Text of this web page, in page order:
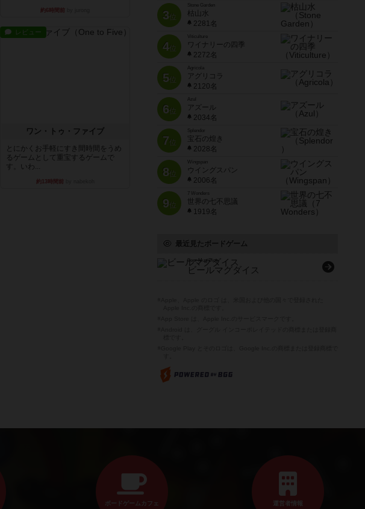
約6時間前
レビュー
ワン・トゥ・ファイブ
とにかくお手軽にすき間時間をうめ
るゲームとして重宝するゲームで
す。いわ...
約13時間前
3位
Stone Garden
枯山水
2281名
4位
Viticulture
ワイナリーの四季
2272名
5位
Agricola
アグリコラ
2120名
6位
Azul
アズール
2034名
7位
宝石の煌き
2028名
8位
Wingspan
ウイングスパン
2006名
9位
7 Wonders
世界の七不思議
1919名
最近見たボードゲーム
Beer Mug Dice
ビールマグダイス
ボードゲームカフェ 運営者情報